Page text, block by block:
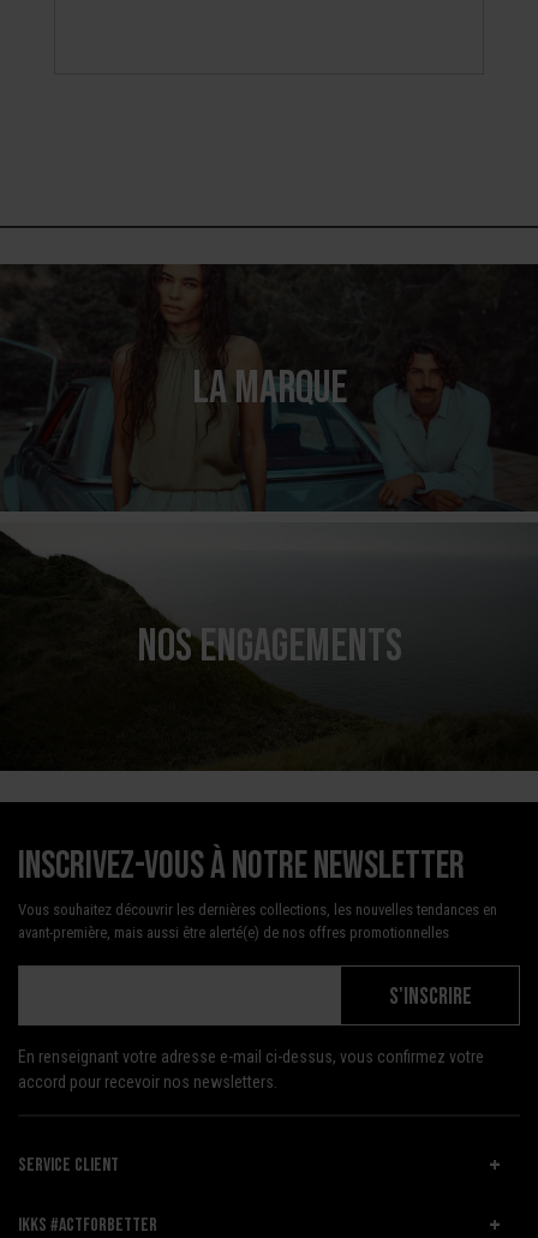
LA MARQUE
NOS ENGAGEMENTS
Inscrivez-vous à notre newsletter
Vous souhaitez découvrir les dernières collections, les nouvelles tendances en
avant-première, mais aussi être alerté(e) de nos offres promotionnelles
S'INSCRIRE
En renseignant votre adresse e-mail ci-dessus, vous confirmez votre
accord pour recevoir nos newsletters.
SERVICE CLIENT
IKKS #ACTFORBETTER